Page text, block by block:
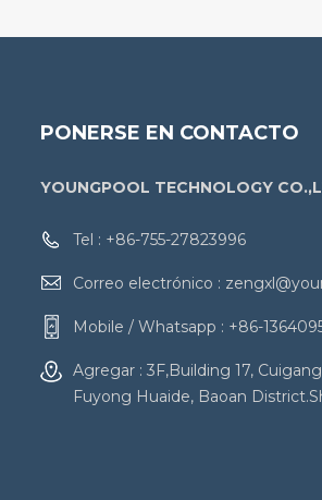
PONERSE EN CONTACTO
YOUNGPOOL TECHNOLOGY
Tel : +86-755-27823996
Correo electrónico :
Mobile / Whatsapp : +86-
Agregar : 3F,Building 17,
Fuyong Huaide, Baoan